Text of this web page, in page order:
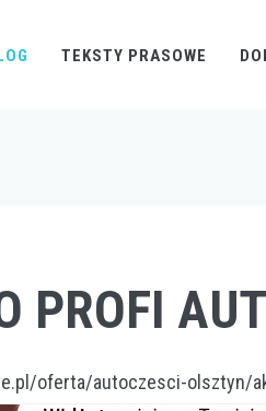
TEKSTY PRASOWE
PROFI
oferta/autoczesci-olsztyn/